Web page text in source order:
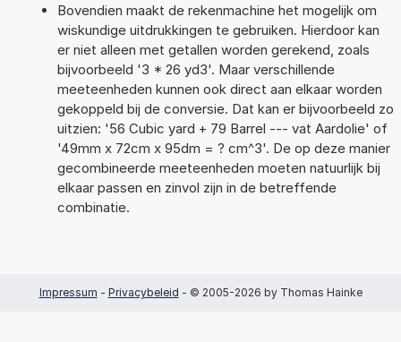
Bovendien maakt de rekenmachine het mogelijk om
wiskundige uitdrukkingen te gebruiken. Hierdoor kan
er niet alleen met getallen worden gerekend, zoals
bijvoorbeeld '3 * 26 yd3'. Maar verschillende
meeteenheden kunnen ook direct aan elkaar worden
gekoppeld bij de conversie. Dat kan er bijvoorbeeld zo
uitzien: '56 Cubic yard + 79 Barrel --- vat Aardolie' of
'49mm x 72cm x 95dm = ? cm^3'. De op deze manier
gecombineerde meeteenheden moeten natuurlijk bij
elkaar passen en zinvol zijn in de betreffende
combinatie.
Impressum - Privacybeleid - © 2005-2026 by Thomas Hainke